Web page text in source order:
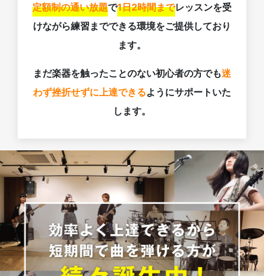
定額制の通い放題で1日2時間までレッスンを受
けながら練習までできる環境をご提供しており
ます。
まだ楽器を触ったことのない初心者の方でも迷
わず挫折せずに上達できるようにサポートいた
します。